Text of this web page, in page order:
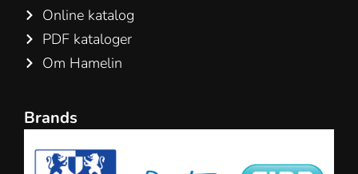
Online katalog
PDF kataloger
Om Hamelin
Brands